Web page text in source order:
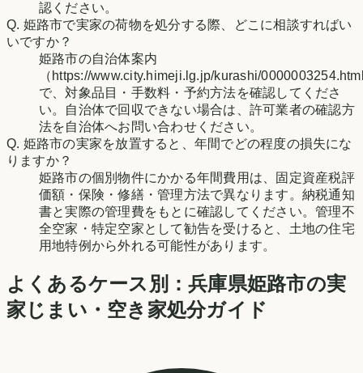
認ください。
Q. 姫路市で実家の荷物を処分する際、どこに相談すればい
いですか？
姫路市の自治体案内
（https://www.city.himeji.lg.jp/kurashi/
で、対象品目・手数料・予約方法を確認してくださ
い。自治体で回収できない場合は、許可業者の確認方
法を自治体へお問い合わせください。
Q. 姫路市の実家を放置すると、年間でどの程度の損失にな
りますか？
姫路市の個別物件にかかる年間費用は、固定資産税評
価額・保険・修繕・管理方法で異なります。納税通知
書と実際の管理費をもとに確認してください。管理不
全空家・特定空家として勧告を受けると、土地の住宅
用地特例から外れる可能性があります。
よくあるケース別：兵庫県姫路市の実
家じまい・空き家処分ガイド